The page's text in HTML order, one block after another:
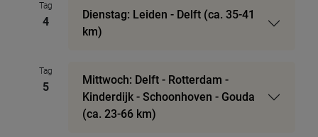
Tag
4
Dienstag: Leiden - Delft (ca. 35-41
km)
Tag
5
Mittwoch: Delft - Rotterdam -
Kinderdijk - Schoonhoven - Gouda
(ca. 23-66 km)